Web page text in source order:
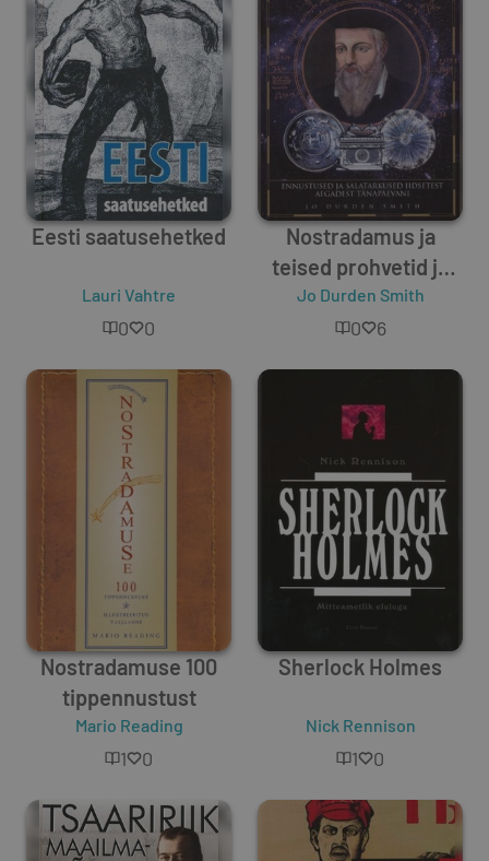
Eesti saatusehetked
Lauri Vahtre
0 0
Nostradamus ja
teised prohvetid ja
ennustajad
Jo Durden Smith
0 6
Nostradamuse 100
tippennustust
Mario Reading
1 0
Sherlock Holmes
Nick Rennison
1 0